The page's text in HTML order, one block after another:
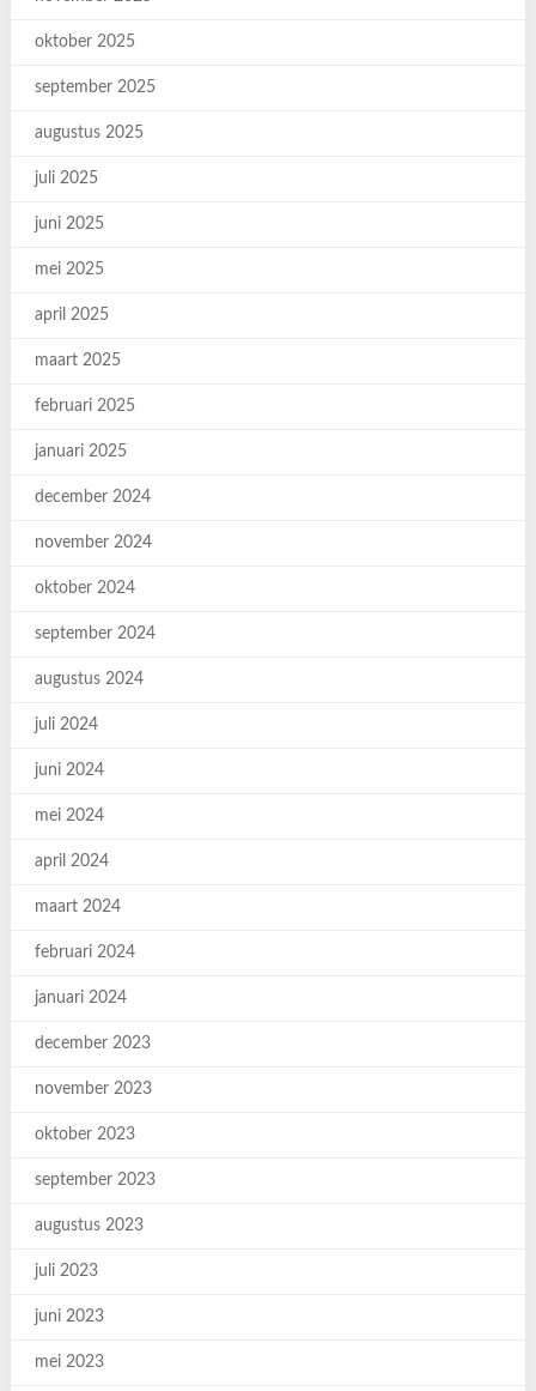
oktober 2025
september 2025
augustus 2025
juli 2025
juni 2025
mei 2025
april 2025
maart 2025
februari 2025
januari 2025
december 2024
november 2024
oktober 2024
september 2024
augustus 2024
juli 2024
juni 2024
mei 2024
april 2024
maart 2024
februari 2024
januari 2024
december 2023
november 2023
oktober 2023
september 2023
augustus 2023
juli 2023
juni 2023
mei 2023